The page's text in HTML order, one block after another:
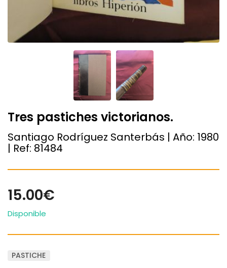
Tres pastiches victorianos.
Santiago Rodríguez Santerbás | Año: 1980
| Ref: 81484
15.00€
Disponible
PASTICHE